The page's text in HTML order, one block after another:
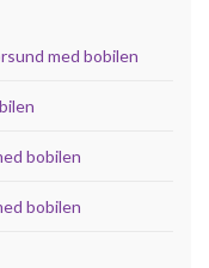
med bobilen
bobilen
bobilen